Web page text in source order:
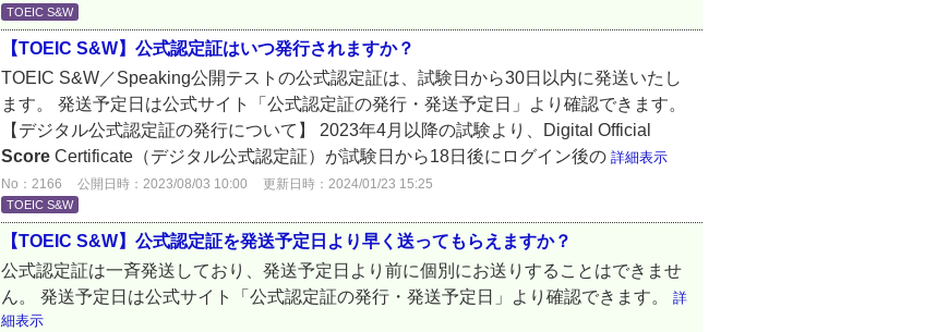
TOEIC S&W
【TOEIC S&W】公式認定証はいつ発行されますか？
TOEIC S&W／Speaking公開テストの公式認定証は、試験日から30日以内に発送いたし
ます。 発送予定日は公式サイト「公式認定証の発行・発送予定日」より確認できます。
【デジタル公式認定証の発行について】 2023年4月以降の試験より、Digital Official
Score Certificate（デジタル公式認定証）が試験日から18日後にログイン後の 詳細表示
No：2166 公開日時：2023/08/03 10:00 更新日時：2024/01/23 15:25
TOEIC S&W
【TOEIC S&W】公式認定証を発送予定日より早く送ってもらえますか？
公式認定証は一斉発送しており、発送予定日より前に個別にお送りすることはできませ
ん。 発送予定日は公式サイト「公式認定証の発行・発送予定日」より確認できます。 詳
細表示